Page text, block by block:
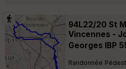
94L22/20 St
Vincennes -
Georges IBP
Randonnée